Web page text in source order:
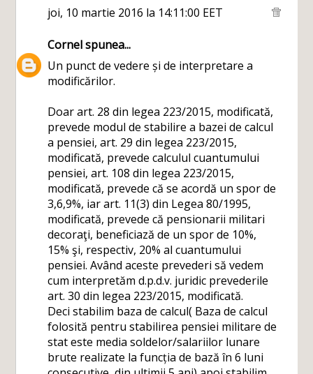
joi, 10 martie 2016 la 14:11:00 EET
Cornelspunea...
Un punct de vedere și de interpretare a
modificărilor.
Doar art. 28 din legea 223/2015, modificată,
prevede modul de stabilire a bazei de calcul
a pensiei, art. 29 din legea 223/2015,
modificată, prevede calculul cuantumului
pensiei, art. 108 din legea 223/2015,
modificată, prevede că se acordă un spor de
3,6,9%, iar art. 11(3) din Legea 80/1995,
modificată, prevede că pensionarii militari
decoraţi, beneficiază de un spor de 10%,
15% şi, respectiv, 20% al cuantumului
pensiei. Având aceste prevederi să vedem
cum interpretăm d.p.d.v. juridic prevederile
art. 30 din legea 223/2015, modificată.
Deci stabilim baza de calcul( Baza de calcul
folosită pentru stabilirea pensiei militare de
stat este media soldelor/salariilor lunare
brute realizate la funcția de bază în 6 luni